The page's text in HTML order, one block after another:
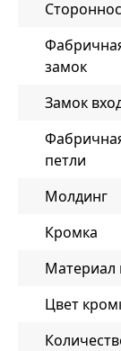
замок
Замок
петли
Молдинг
Кромка
Материал
Цвет